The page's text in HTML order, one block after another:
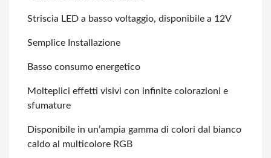
Striscia LED a basso voltaggio, disponibile a 12V
Semplice Installazione
Basso consumo energetico
Molteplici effetti visivi con infinite colorazioni e
sfumature
Disponibile in un’ampia gamma di colori dal bianco
caldo al multicolore RGB